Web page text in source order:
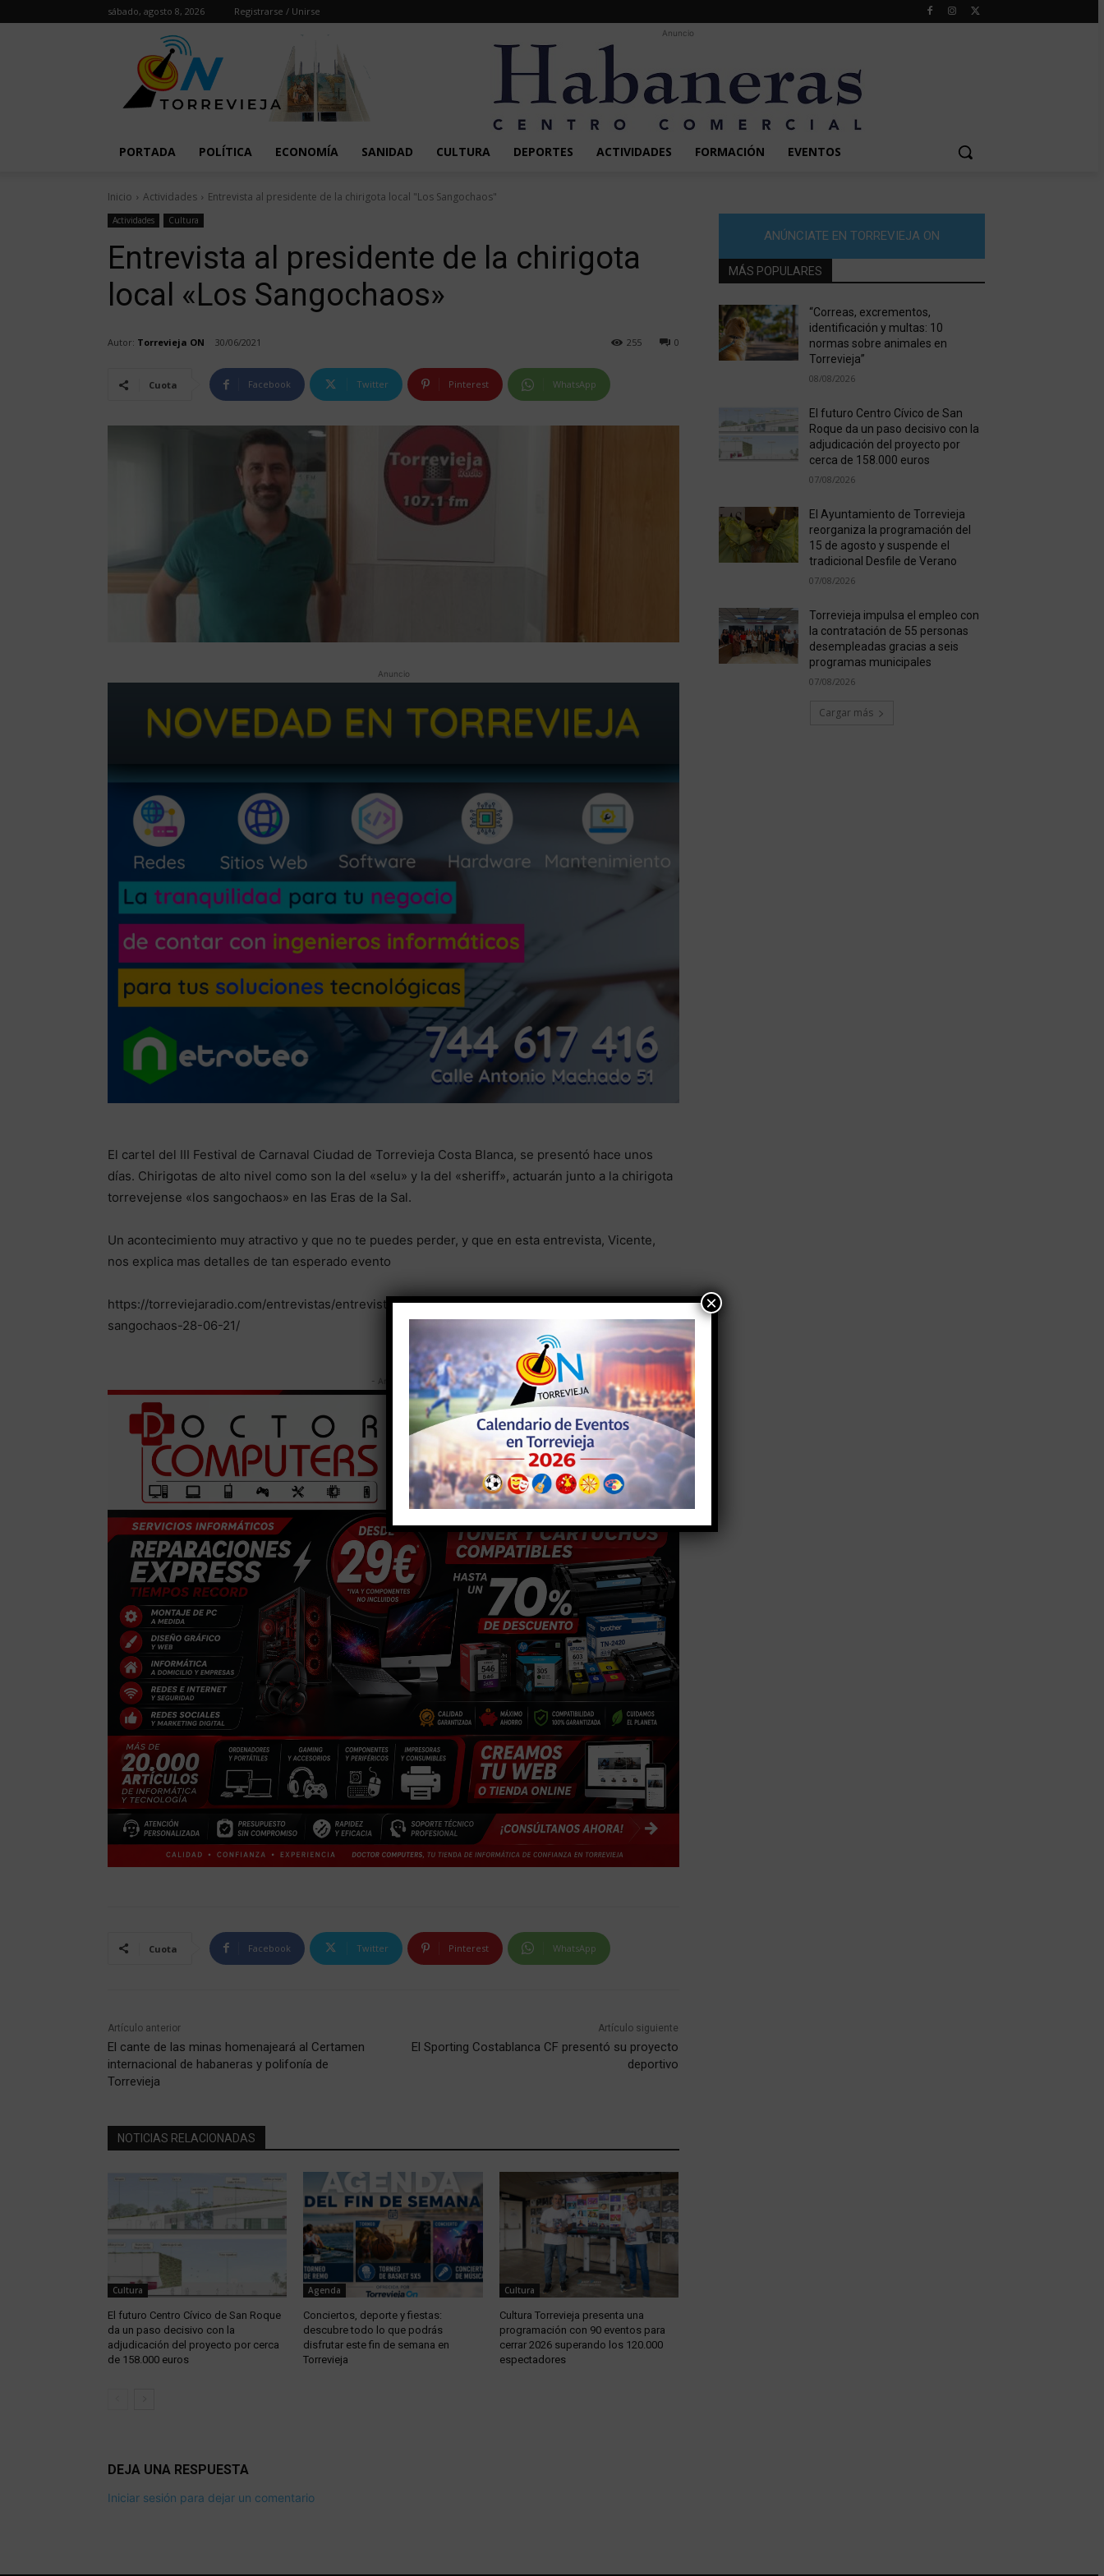
sábado, agosto 8, 2026 Registrarse / Unirse
Anuncio
PORTADA POLÍTICA ECONOMÍA SANIDAD CULTURA DEPORTES ACTIVIDADES FORMACIÓN EVENTOS
Inicio Actividades Entrevista al presidente de la chirigota local "Los Sangochaos"
Actividades Cultura
Entrevista al presidente de la chirigota
local «Los Sangochaos»
Autor: Torrevieja ON 30/06/2021 0
255
Cuota Facebook Twitter Pinterest WhatsApp
Anuncio
El cartel del III Festival de Carnaval Ciudad de Torrevieja Costa Blanca, se presentó hace unos
días. Chirigotas de alto nivel como son la del «selu» y la del «sheriff», actuarán junto a la chirigota
torrevejense «los sangochaos» en las Eras de la Sal.
Un acontecimiento muy atractivo y que no te puedes perder, y que en esta entrevista, Vicente,
nos explica mas detalles de tan esperado evento
https://torreviejaradio.com/entrevistas/entrevista-vicente-zapata-presidente-la-chirigota-los-
sangochaos-28-06-21/
- Anuncio -
Cuota Facebook Twitter Pinterest WhatsApp
Artículo anterior
El cante de las minas homenajeará al Certamen
internacional de habaneras y polifonía de
Torrevieja
Artículo siguiente
El Sporting Costablanca CF presentó su proyecto
deportivo
NOTICIAS RELACIONADAS
Cultura
El futuro Centro Cívico de San Roque
da un paso decisivo con la
adjudicación del proyecto por cerca
de 158.000 euros
Agenda
Conciertos, deporte y fiestas:
descubre todo lo que podrás
disfrutar este fin de semana en
Torrevieja
Cultura
Cultura Torrevieja presenta una
programación con 90 eventos para
cerrar 2026 superando los 120.000
espectadores
DEJA UNA RESPUESTA
Iniciar sesión para dejar un comentario
ANÚNCIATE EN TORREVIEJA ON
MÁS POPULARES
“Correas, excrementos,
identificación y multas: 10
normas sobre animales en
Torrevieja”
08/08/2026
El futuro Centro Cívico de San
Roque da un paso decisivo con la
adjudicación del proyecto por
cerca de 158.000 euros
07/08/2026
El Ayuntamiento de Torrevieja
reorganiza la programación del
15 de agosto y suspende el
tradicional Desfile de Verano
07/08/2026
Torrevieja impulsa el empleo con
la contratación de 55 personas
desempleadas gracias a seis
programas municipales
07/08/2026
Cargar más
×